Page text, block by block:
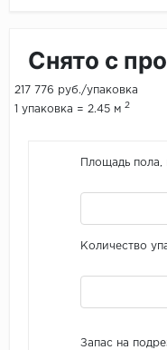
Снято с
217 776 руб./упаковка
1 упаковка = 2.45 м 2
Площадь пола,
Количество
Запас на